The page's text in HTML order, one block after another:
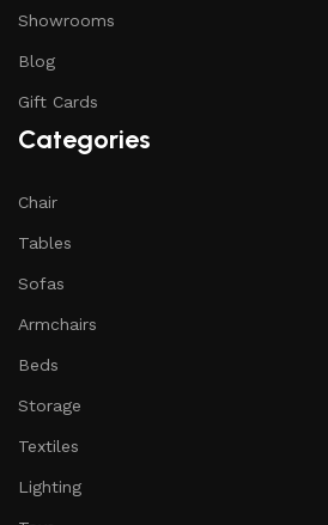
Showrooms
Blog
Gift Cards
Categories
Chair
Tables
Sofas
Armchairs
Beds
Storage
Textiles
Lighting